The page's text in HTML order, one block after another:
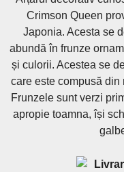
Crimson Queen
Japonia. Acesta se
abundă în frunze
și culorii. Acestea se
care este compusă din
Frunzele sunt verzi
apropie toamna, își